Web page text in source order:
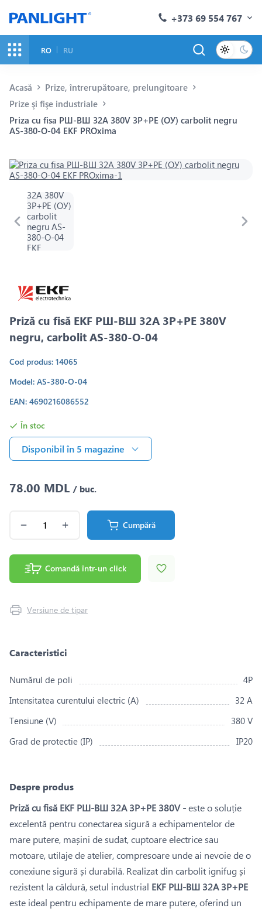
+373 69 554 767
RO RU
Acasă
Prize, întrerupătoare, prelungitoare
Prize şi fişe industriale
Priza cu fisa РШ-ВШ 32A 380V 3P+PE (ОУ) carbolit negru
AS-380-O-04 EKF PROxima
Priză cu fisă EKF РШ-ВШ 32A 3P+PE 380V
negru, carbolit AS-380-O-04
Cod produs: 14065
Model: AS-380-O-04
EAN: 4690216086552
În stoc
Disponibil în 5 magazine
78.00 MDL / buc.
Cumpără
Comandă într-un click
Versiune de tipar
Caracteristici
Numărul de poli
4P
Intensitatea curentului electric (A)
32 A
Tensiune (V)
380 V
Grad de protectie (IP)
IP20
Despre produs
Priză cu fisă EKF РШ-ВШ 32A 3P+PE 380V -este o soluție
excelentă pentru conectarea sigură a echipamentelor de
mare putere, mașini de sudat, cuptoare electrice sau
motoare, utilaje de atelier, compresoare unde ai nevoie de o
conexiune sigură și durabilă. Realizat din carbolit ignifug și
rezistent la căldură, setul industrial EKF РШ-ВШ 32A 3P+PE
este ideal pentru echipamente de mare putere, oferind un